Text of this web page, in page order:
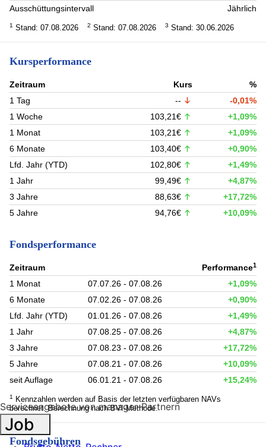
Ausschüttungsintervall Jährlich
1 Stand: 07.08.2026 2 Stand: 07.08.2026 3 Stand: 30.06.2026
Kursperformance
Zeitraum Kurs
%
1 Tag
--
-0,01%
1 Woche
103,21€
+1,09%
1 Monat
103,21€
+1,09%
6 Monate
103,40€
+0,90%
Lfd. Jahr (YTD)
102,80€
+1,49%
1 Jahr
99,49€
+4,87%
3 Jahre
88,63€
+17,72%
5 Jahre
94,76€ +10,09%
Fondsperformance
Zeitraum Performance1
1 Monat 07.07.26 - 07.08.26
+1,09%
6 Monate
07.02.26 - 07.08.26
+0,90%
Lfd. Jahr (YTD)
01.01.26 - 07.08.26
+1,49%
1 Jahr
07.08.25 - 07.08.26
+4,87%
3 Jahre
07.08.23 - 07.08.26
+17,72%
5 Jahre
07.08.21 - 07.08.26
+10,09%
seit Auflage
06.01.21 - 07.08.26 +15,24%
1
Kennzahlen werden auf Basis der letzten verfügbaren NAVs
berechnet. Berechnung nach BVI-Methode.
Fondsgebühren
Serviceangebote von manager-Partnern
Job